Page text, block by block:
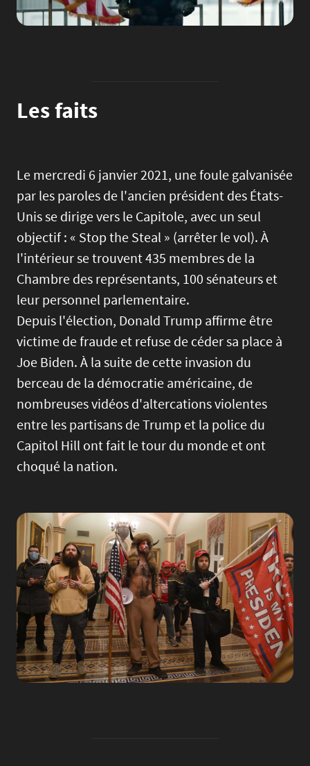
Les faits
Le mercredi 6 janvier 2021, une foule galvanisée
par les paroles de l'ancien président des États-
Unis se dirige vers le Capitole, avec un seul
objectif : « Stop the Steal » (arrêter le vol). À
l'intérieur se trouvent 435 membres de la
Chambre des représentants, 100 sénateurs et
leur personnel parlementaire.
Depuis l'élection, Donald Trump affirme être
victime de fraude et refuse de céder sa place à
Joe Biden. À la suite de cette invasion du
berceau de la démocratie américaine, de
nombreuses vidéos d'altercations violentes
entre les partisans de Trump et la police du
Capitol Hill ont fait le tour du monde et ont
choqué la nation.
Image